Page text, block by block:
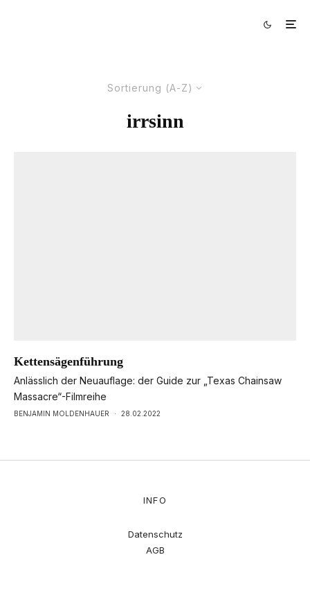
Sortierung (A-Z)
irrsinn
Kettensägenführung
Anlässlich der Neuauflage: der Guide zur „Texas Chainsaw
Massacre“-Filmreihe
BENJAMIN MOLDENHAUER · 28.02.2022
INFO
Datenschutz
AGB